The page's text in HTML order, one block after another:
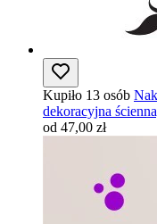
Kupiło 13 osób
dekoracyjna
od 47,00 zł